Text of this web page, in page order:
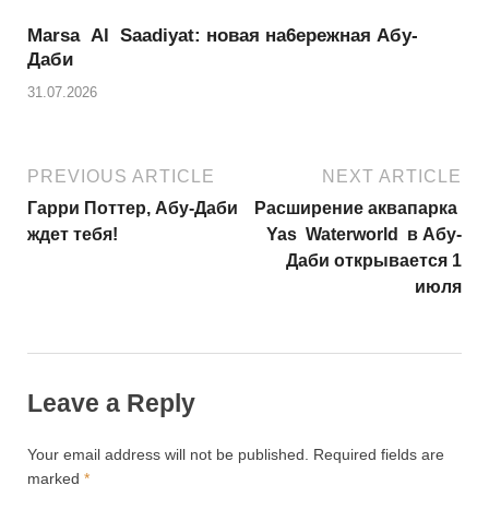
Marsa Al Saadiyat: новая на6ережная Абу-
Даби
31.07.2026
PREVIOUS ARTICLE
Гарри Поттер, Абу-Даби
ждет тебя!
NEXT ARTICLE
Расширение аквапарка
Yas Waterworld в Абу-
Даби открывается 1
июля
Leave a Reply
Your email address will not be published.
Required fields are
marked *